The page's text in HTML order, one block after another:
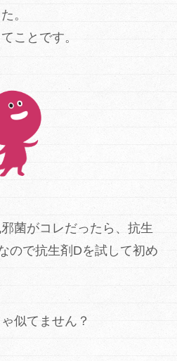
。
ことです。
菌がコレだったら、 抗生
ので抗生剤Dを試して初め
似てません？